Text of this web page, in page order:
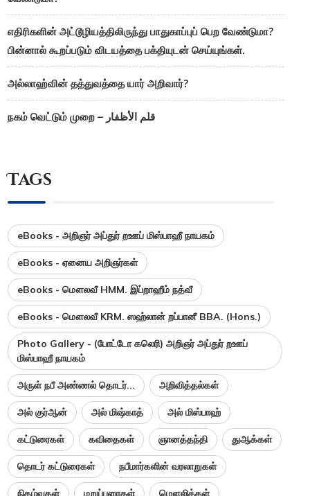
எதிரிகளின் அட்டூழியத்திலிருந்து பாதுகாப்புப் பெற வேண்டுமா?
பின்னால் கூறப்படும் விடயத்தை பக்தியுடன் செய்யுங்கள்.
அல்லாஹ்வின் தத்துவத்தை யார் அறிவார்?
நகம் வெட்டும் முறை – قلم الأظفار
Tags
eBooks - அறிஞர் அப்துர் றஊப் மிஸ்பாஹீ நாயகம்
eBooks - ஏனைய அறிஞர்கள்
eBooks - மௌலவீ HMM. இப்றாஹீம் நத்வீ
eBooks - மௌலவீ KRM. ஸஹ்லான் றப்பானீ BBA. (Hons.)
Photo Gallery - (போட்டோ கலெரி) அறிஞர் அப்துர் றஊப்
மிஸ்பாஹீ நாயகம்
அருள் நபீ அண்ணல் தொடர்... அறிவித்தல்கள்
அல் குர்ஆன் அல் மிஷ்காத் அல் மிஸ்பாஹ்
கட்டுரைகள் கவிதைகள் ஞானத்தந்தி துஆக்கள்
தொடர் கட்டுரைகள் நபீமார்களின் வரலாறுகள்
நிகழ்வுகள் மறுப்புரைகள் மௌலித்கள்